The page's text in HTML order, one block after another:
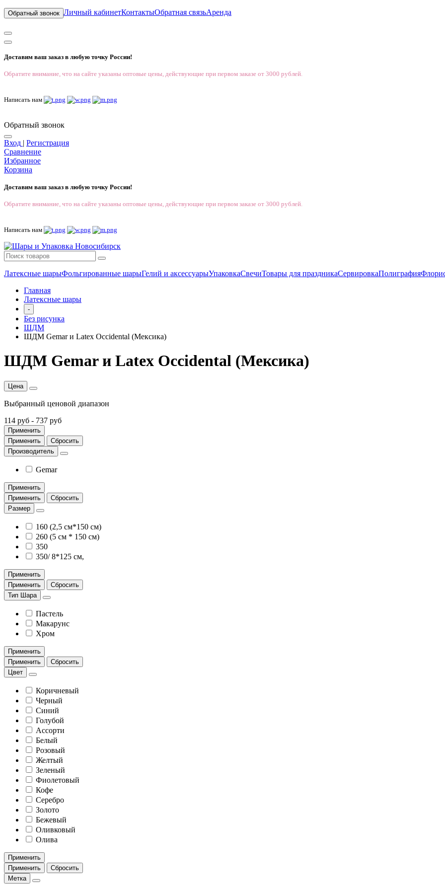
Обратный звонок Личный кабинетКонтактыОбратная связьАренда
Доставим ваш заказ в любую точку России!
Обратите внимание, что на сайте указаны оптовые цены, действующие при первом заказе от 3000 рублей.
Написать нам
Обратный звонок
Вход | Регистрация
Сравнение
Избранное
Корзина
Доставим ваш заказ в любую точку России!
Обратите внимание, что на сайте указаны оптовые цены, действующие при первом заказе от 3000 рублей.
Написать нам
Латексные шарыФольгированные шарыГелий и аксессуарыУпаковкаСвечиТовары для праздникаСервировкаПолиграфия
Главная
Латексные шары
-
Без рисунка
ШДМ
ШДМ Gemar и Latex Occidental (Мексика)
ШДМ Gemar и Latex Occidental (Мексика)
Цена
Выбранный ценовой диапазон
114 руб - 737 руб
Применить
Применить
Сбросить
Производитель
Gemar
Применить
Применить
Сбросить
Размер
160 (2,5 см*150 см)
260 (5 см * 150 см)
350
350/ 8*125 см,
Применить
Применить
Сбросить
Тип Шара
Пастель
Макарунс
Хром
Применить
Применить
Сбросить
Цвет
Коричневый
Черный
Синий
Голубой
Ассорти
Белый
Розовый
Желтый
Зеленый
Фиолетовый
Кофе
Серебро
Золото
Бежевый
Оливковый
Олива
Применить
Применить
Сбросить
Метка